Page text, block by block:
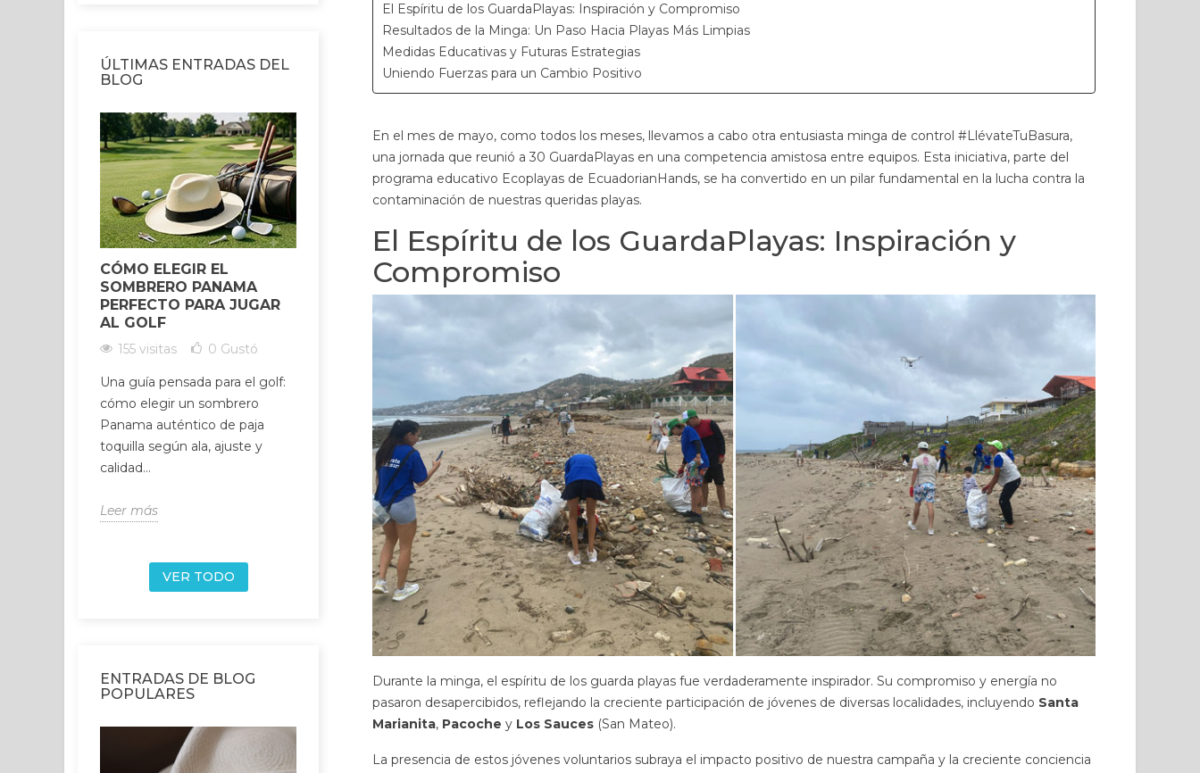
ÚLTIMAS ENTRADAS DEL
BLOG
CÓMO ELEGIR EL
SOMBRERO PANAMA
PERFECTO PARA JUGAR
AL GOLF
155 visitas 0 Gustó
Una guía pensada para el golf:
cómo elegir un sombrero
Panama auténtico de paja
toquilla según ala, ajuste y
calidad...
Leer más
HOW TO CHOOSE A
RELIABLE PALO SANTO
CRITERIA THAT MATTER
Not all Palo Santo wholesale
suppliers are equal — and
suspiciously low prices are
often the first red flag. Before...
Leer más
PALO SANTO DE ORIGEN
ÉTICO: LA REGLA 30+2
MADERA SAGRADA
1240 visitas Gustó
La autenticidad requiere
tiempo. En EcuadorianHands,
no solo cosechamos madera;
honramos un legado natural.
Conozca...
Leer más
625 visitas
Llevamos años transformando
la relación entre comunidades
costeras y el mar, con
resultados concretos: jóvenes
que se...
Leer más
Descubre cómo el aroma del
Palo Santo evoca los recuerdos
más profundos de la infancia
en Manabí: el horno de leña,...
Leer más
VER TODO
ENTRADAS DE BLOG
POPULARES
El Espíritu de los GuardaPlayas: Inspiración y Compromiso
Resultados de la Minga: Un Paso Hacia Playas Más Limpias
Medidas Educativas y Futuras Estrategias
Uniendo Fuerzas para un Cambio Positivo
En el mes de mayo, como todos los meses, llevamos a cabo otra entusiasta minga de control #LlévateTuBasura,
una jornada que reunió a 30 GuardaPlayas en una competencia amistosa entre equipos. Esta iniciativa, parte del
programa educativo Ecoplayas de EcuadorianHands, se ha convertido en un pilar fundamental en la lucha contra la
contaminación de nuestras queridas playas.
El Espíritu de los GuardaPlayas: Inspiración y
Compromiso
Durante la minga, el espíritu de los guarda playas fue verdaderamente inspirador. Su compromiso y energía no
pasaron desapercibidos, reflejando la creciente participación de jóvenes de diversas localidades, incluyendo Santa
Marianita, Pacoche y Los Sauces (San Mateo).
La presencia de estos jóvenes voluntarios subraya el impacto positivo de nuestra campaña y la creciente conciencia